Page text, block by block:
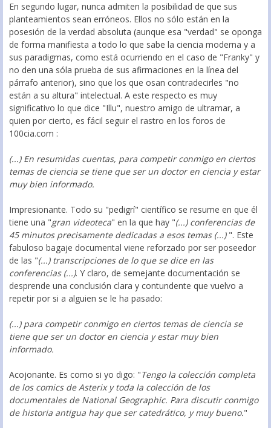
En segundo lugar, nunca admiten la posibilidad de que sus
planteamientos sean erróneos. Ellos no sólo están en la
posesión de la verdad absoluta (aunque esa "verdad" se oponga
de forma manifiesta a todo lo que sabe la ciencia moderna y a
sus paradigmas, como está ocurriendo en el caso de "Franky" y
no den una sóla prueba de sus afirmaciones en la línea del
párrafo anterior), sino que los que osan contradecirles "no
están a su altura" intelectual. A este respecto es muy
significativo lo que dice "Illu", nuestro amigo de ultramar, a
quien por cierto, es fácil seguir el rastro en los foros de
100cia.com :
(...) En resumidas cuentas, para competir conmigo en ciertos
temas de ciencia se tiene que ser un doctor en ciencia y estar
muy bien informado.
Impresionante. Todo su "pedigrí" científico se resume en que él
tiene una "gran videoteca" en la que hay "(...) conferencias de
45 minutos precisamente dedicadas a esos temas (...) ". Este
fabuloso bagaje documental viene reforzado por ser poseedor
de las "(...) transcripciones de lo que se dice en las
conferencias (...). Y claro, de semejante documentación se
desprende una conclusión clara y contundente que vuelvo a
repetir por si a alguien se le ha pasado:
(...) para competir conmigo en ciertos temas de ciencia se
tiene que ser un doctor en ciencia y estar muy bien
informado.
Acojonante. Es como si yo digo: "Tengo la colección completa
de los comics de Asterix y toda la colección de los
documentales de National Geographic. Para discutir conmigo
de historia antigua hay que ser catedrático, y muy bueno."